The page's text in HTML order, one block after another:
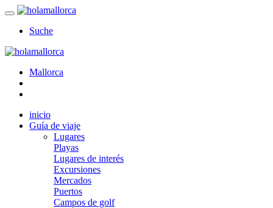
Suche
Mallorca
inicio
Guía de viaje
Lugares
Playas
Lugares de interés
Excursiones
Mercados
Puertos
Campos de golf